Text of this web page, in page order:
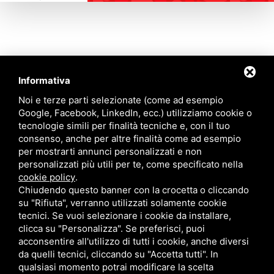
Informativa
Noi e terze parti selezionate (come ad esempio
Google, Facebook, LinkedIn, ecc.) utilizziamo cookie o
tecnologie simili per finalità tecniche e, con il tuo
consenso, anche per altre finalità come ad esempio
per mostrarti annunci personalizzati e non
personalizzati più utili per te, come specificato nella
cookie policy.
Chiudendo questo banner con la crocetta o cliccando
su "Rifiuta", verranno utilizzati solamente cookie
tecnici. Se vuoi selezionare i cookie da installare,
clicca su "Personalizza". Se preferisci, puoi
acconsentire all'utilizzo di tutti i cookie, anche diversi
da quelli tecnici, cliccando su "Accetta tutti". In
qualsiasi momento potrai modificare la scelta
Contattaci
Via Quinto Bucci, 205, 47521 Cesena (FC)
+39 0543 31536
+39 320 6635083
info@amiciziaeamore.it
Links
Chi siamo
Crea il tuo profilo
Franchising
Annunci
Blog
Contatti
Follow Us